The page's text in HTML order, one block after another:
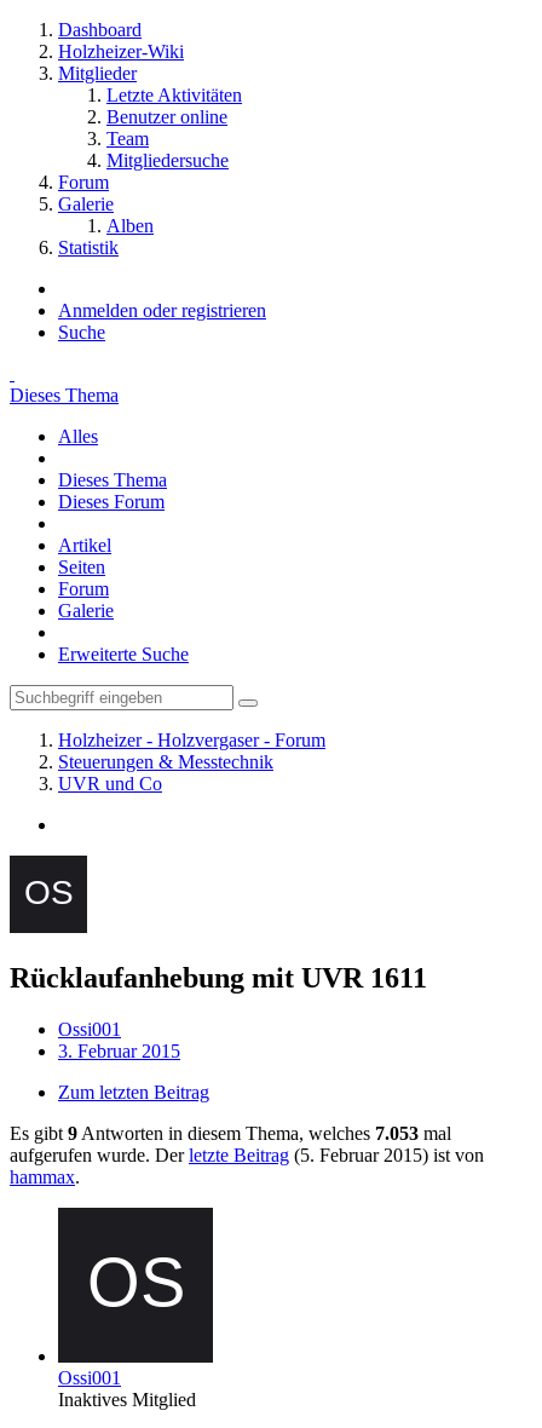
Dashboard
Holzheizer-Wiki
Mitglieder
Letzte Aktivitäten
Benutzer online
Team
Mitgliedersuche
Forum
Galerie
Alben
Statistik
Anmelden oder registrieren
Suche
Dieses Thema
Alles
Dieses Thema
Dieses Forum
Artikel
Seiten
Forum
Galerie
Erweiterte Suche
Holzheizer - Holzvergaser - Forum
Steuerungen & Messtechnik
UVR und Co
Rücklaufanhebung mit UVR 1611
Ossi001
3. Februar 2015
Zum letzten Beitrag
Es gibt 9 Antworten in diesem Thema, welches 7.053 mal
aufgerufen wurde. Derletzte Beitrag (5. Februar 2015) ist von
hammax.
Ossi001
Inaktives Mitglied